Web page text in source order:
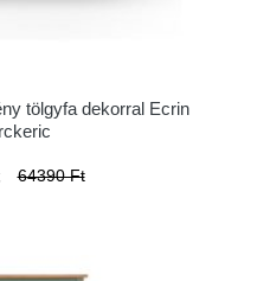
tölgyfa dekorral Ecrin
64390 Ft